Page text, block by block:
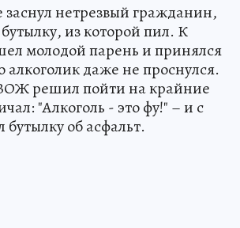
заснул нетрезвый гражданин,
из которой пил. К
молодой парень и принялся
алкоголик даже не проснулся.
решил пойти на крайние
"Алкоголь - это фу!" – и с
бутылку об асфальт.